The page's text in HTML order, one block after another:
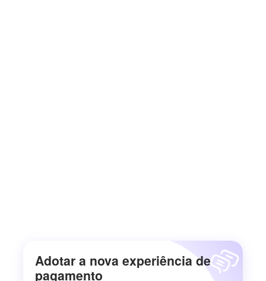
Adotar a nova experiência de
pagamento